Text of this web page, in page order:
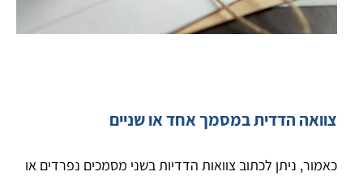
צוואה הדדית במסמך אחד או שניים
כאמור, ניתן לכתוב צוואות הדדיות בשני מסמכים נפרדים או